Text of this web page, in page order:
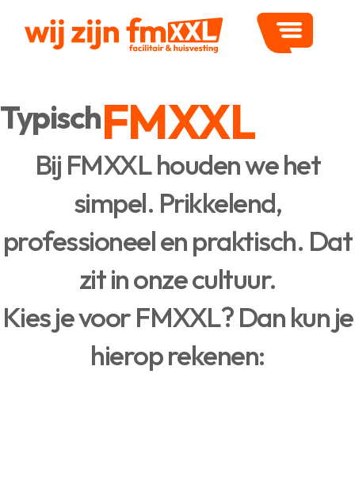
TypischFMXXL
Bij FMXXL houden we het
simpel. Prikkelend,
professioneel en praktisch. Dat
zit in onze cultuur.
Kies je voor FMXXL? Dan kun je
hierop rekenen: